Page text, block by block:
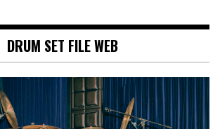
DRUM SET FILE WEB